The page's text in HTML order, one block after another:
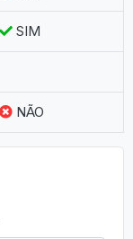
SIM
NÃO